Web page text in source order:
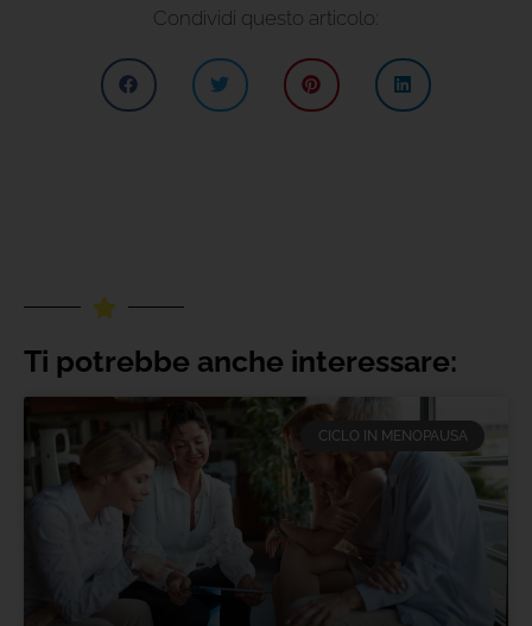
Condividi questo articolo:
Ti potrebbe anche interessare:
CICLO IN MENOPAUSA